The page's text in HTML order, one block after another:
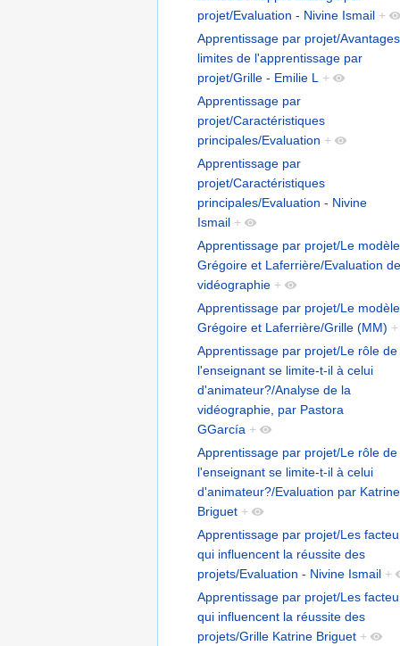
projet/Evaluation - Nivine Ismail +
Apprentissage par projet/
limites de l'apprentissage par
projet/Grille - Emilie L +
Apprentissage par
projet/Caractéristiques
principales/Evaluation +
Apprentissage par
projet/Caractéristiques
principales/Evaluation - Nivine
Ismail +
Apprentissage par projet/Le
Grégoire et Laferrière/Evaluation
vidéographie +
Apprentissage par projet/Le
Grégoire et Laferrière/Grille (MM) +
Apprentissage par projet/Le rôle de
l'enseignant se limite-t-il à celui
d'animateur?/Analyse de la
vidéographie, par Pastora
GGarcía +
Apprentissage par projet/Le rôle de
l'enseignant se limite-t-il à celui
d'animateur?/Evaluation par Katrine
Briguet +
Apprentissage par projet/Les
qui influencent la réussite des
projets/Evaluation - Nivine Ismail +
Apprentissage par projet/Les
qui influencent la réussite des
projets/Grille Katrine Briguet +